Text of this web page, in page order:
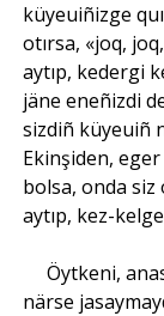
küyeuiñizge
otırsa, «joq,
aytıp, kedergi
jäne eneñizdi
sizdiñ küyeuiñ
Ekinşiden, eger
bolsa, onda siz
aytıp, kez-
Öytkeni,
närse